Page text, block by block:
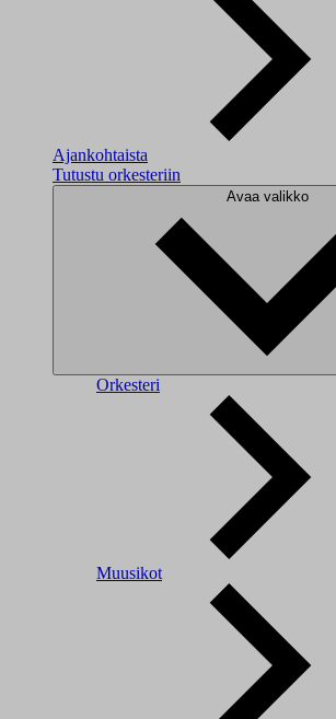
Ajankohtaista
Tutustu orkesteriin
Avaa valikko
Orkesteri
Muusikot